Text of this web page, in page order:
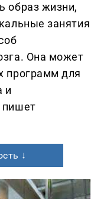
образ жизни,
занятия
Она может
программ для
и
пишет
↓